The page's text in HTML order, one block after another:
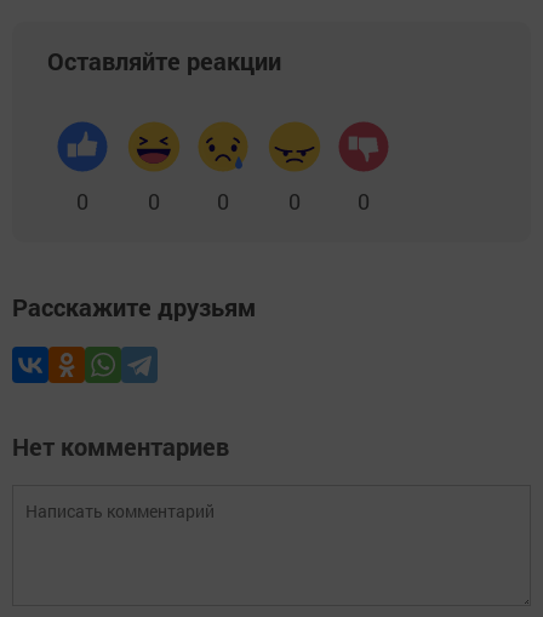
Оставляйте реакции
0 0 0 0 0
Расскажите друзьям
Нет комментариев